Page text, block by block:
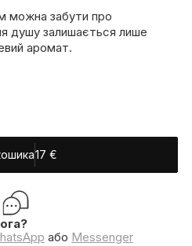
можна забути про
душу залишається лише
аромат.
17 €
або Messenger